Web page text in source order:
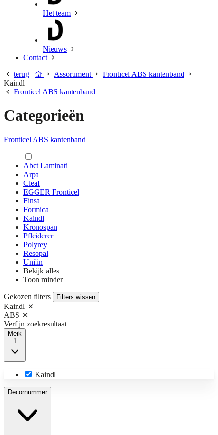
Het team
Nieuws
Contact
terug | Assortiment
Fronticel ABS kantenband
Kaindl
Fronticel ABS kantenband
Categorieën
Fronticel ABS kantenband
Abet Laminati
Arpa
Cleaf
EGGER Fronticel
Finsa
Formica
Kaindl
Kronospan
Pfleiderer
Polyrey
Resopal
Unilin
Bekijk alles
Toon minder
Gekozen filters Filters wissen
Kaindl
ABS
Verfijn zoekresultaat
Merk
1
Kaindl
Decornummer